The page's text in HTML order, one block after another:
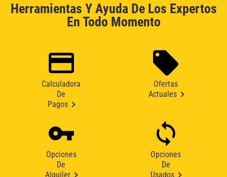
Herramientas Y Ayuda De Los Expertos
En Todo Momento
Calculadora
De
Pagos
Ofertas
Actuales
Opciones
De
Alquiler
Opciones
De
Usados